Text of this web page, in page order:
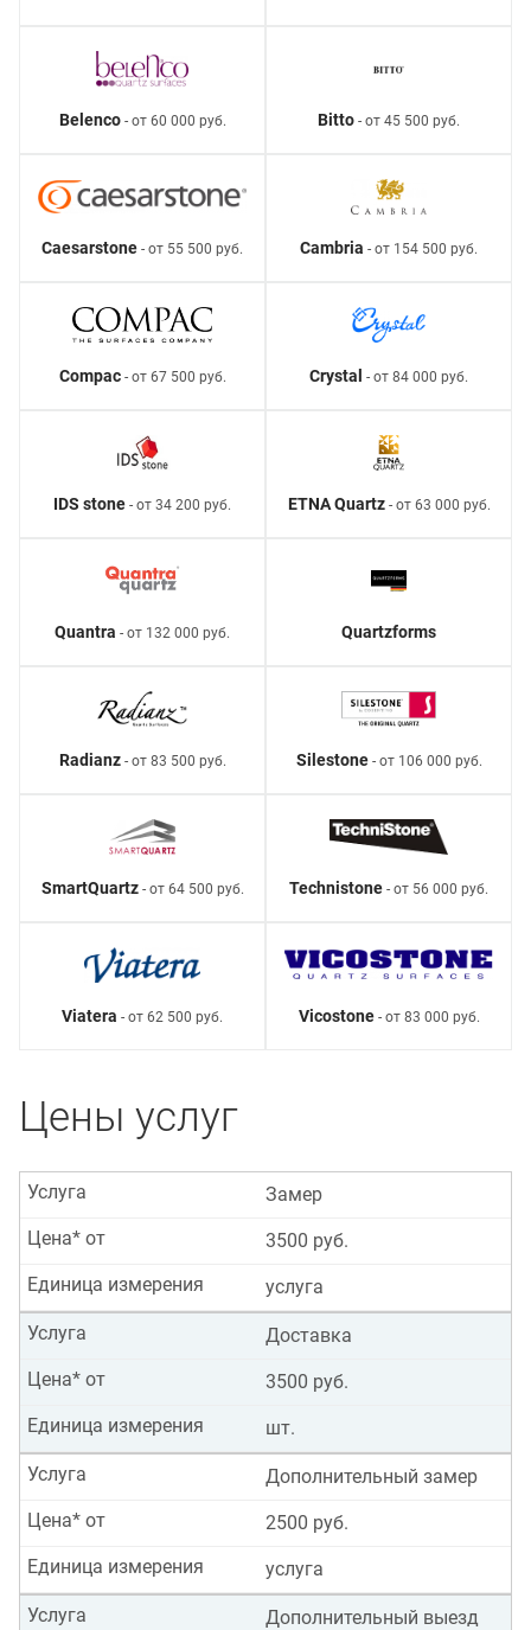
Belenco- от 60 000 руб. Bitto - от 45 500 руб.
Caesarstone - от 55 500 руб. Cambria - от 154 500 руб.
Compac- от 67 500 руб. Crystal - от 84 000 руб.
IDS stone - от 34 200 руб. ETNA Quartz- от 63 000 руб.
Quantra - от 132 000 руб. Quartzforms
Radianz- от 83 500 руб. Silestone- от 106 000 руб.
SmartQuartz- от 64 500 руб. Technistone - от 56 000 руб.
Viatera - от 62 500 руб. Vicostone- от 83 000 руб.
Цены услуг
Замер
Услуга
3500 руб.
Цена* от
услуга
Единица измерения
Доставка
Услуга
3500 руб.
Цена* от
шт.
Единица измерения
Дополнительный замер
Услуга
2500 руб.
Цена* от
услуга
Единица измерения
Дополнительный выезд
Услуга